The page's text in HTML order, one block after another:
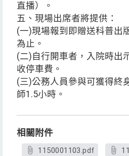
直播）。
五、現場出席者將提供：
(一)現場報到即贈送科普出
為止。
(二)自行開車者，入院時出
收停車費。
(三)公務人員參與可獲得終
師1.5小時。
相關附件
1150001103.pdf